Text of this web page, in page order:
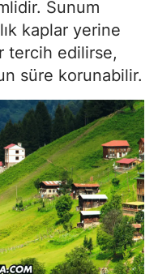
Sunum
kaplar yerine
tercih edilirse,
süre korunabilir.